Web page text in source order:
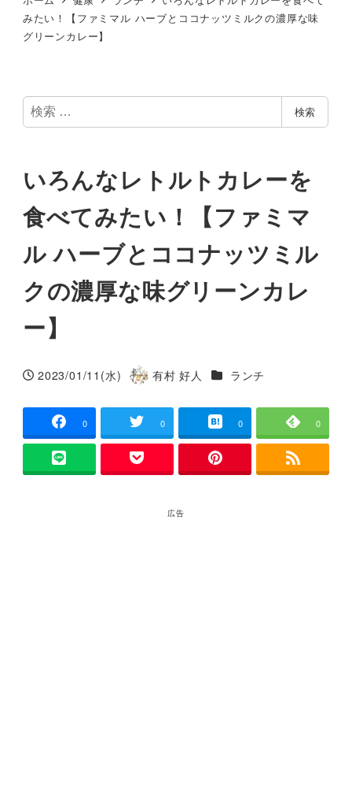
みたい！【ファミマル ハーブとココナッツミルクの濃厚な味
グリーンカレー】
検
索
検索
いろんなレトルトカレーを
食べてみたい！【ファミマ
ル ハーブとココナッツミル
クの濃厚な味グリーンカレ
ー】
投稿日
2023/01/11(水)
著
有村 好人 カテゴリー
ランチ
0 0 0 0
広告